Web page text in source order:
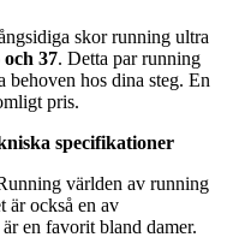
skor running ultra
37. Detta par running
hos dina steg. En
pris.
specifikationer
världen av running
är också en av
en favorit bland damer.